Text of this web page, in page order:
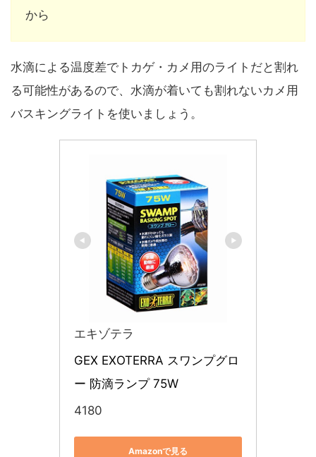
から
水滴による温度差でトカゲ・カメ用のライトだと割れ
る可能性があるので、水滴が着いても割れないカメ用
バスキングライトを使いましょう。
エキゾテラ
GEX EXOTERRA スワンプグロ
ー 防滴ランプ 75W
4180
Amazonで見る